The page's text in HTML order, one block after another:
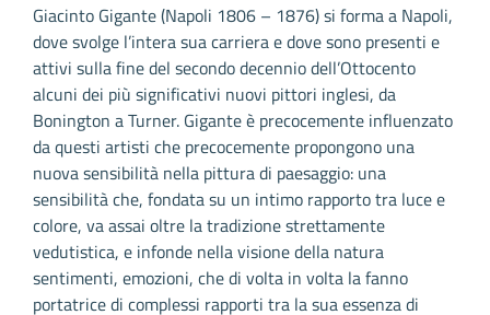
Giacinto Gigante (Napoli 1806 – 1876) si forma a Napoli,
dove svolge l’intera sua carriera e dove sono presenti e
attivi sulla fine del secondo decennio dell’Ottocento
alcuni dei più significativi nuovi pittori inglesi, da
Bonington a Turner. Gigante è precocemente influenzato
da questi artisti che precocemente propongono una
nuova sensibilità nella pittura di paesaggio: una
sensibilità che, fondata su un intimo rapporto tra luce e
colore, va assai oltre la tradizione strettamente
vedutistica, e infonde nella visione della natura
sentimenti, emozioni, che di volta in volta la fanno
portatrice di complessi rapporti tra la sua essenza di